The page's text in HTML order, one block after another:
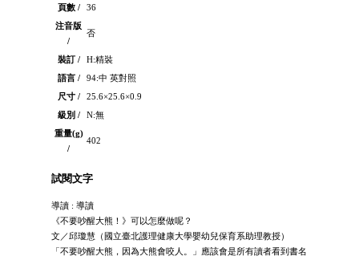
頁數 /
36
注音版
/
否
裝訂 /
H:精裝
語言 /
94:中 英對照
尺寸 /
25.6×25.6×0.9
級別 /
N:無
重量(g)
/
402
試閱文字
導讀 : 導讀
《不要吵醒大熊！》可以怎麼做呢？
文／邱瓊慧（國立臺北護理健康大學嬰幼兒保育系助理教授）
「不要吵醒大熊，因為大熊會咬人。」應該會是所有讀者看到書名